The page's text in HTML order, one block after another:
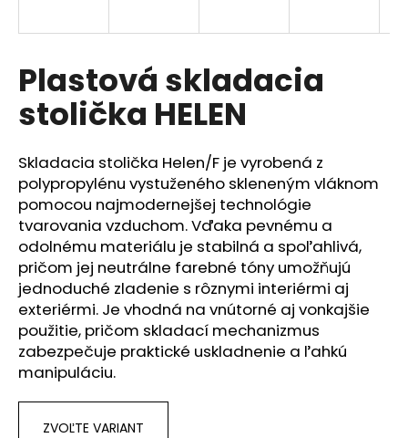
Plastová skladacia
stolička HELEN
Skladacia stolička Helen/F je vyrobená z
polypropylénu vystuženého skleneným vláknom
pomocou najmodernejšej technológie
tvarovania vzduchom. Vďaka pevnému a
odolnému materiálu je stabilná a spoľahlivá,
pričom jej neutrálne farebné tóny umožňujú
jednoduché zladenie s rôznymi interiérmi aj
exteriérmi. Je vhodná na vnútorné aj vonkajšie
použitie, pričom skladací mechanizmus
zabezpečuje praktické uskladnenie a ľahkú
manipuláciu.
ZVOĽTE VARIANT
s
ť
?
HĽADAŤ
O
d
p
o
r